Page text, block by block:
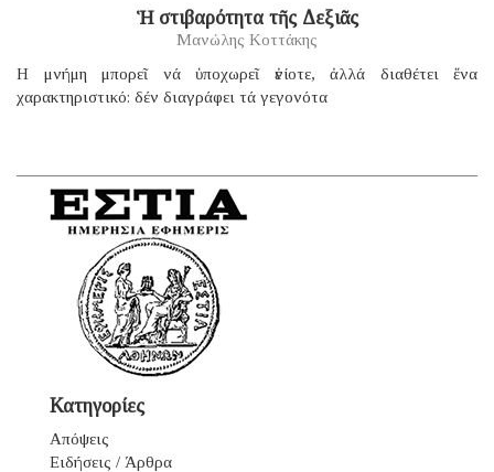
Ἡ στιβαρότητα τῆς Δεξιᾶς
Μανώλης Κοττάκης
H μνήμη μπορεῖ νά ὑποχωρεῖ ἐνίοτε, ἀλλά διαθέτει ἕνα
χαρακτηριστικό: δέν διαγράφει τά γεγονότα
Κατηγορίες
Απόψεις
Ειδήσεις / Άρθρα